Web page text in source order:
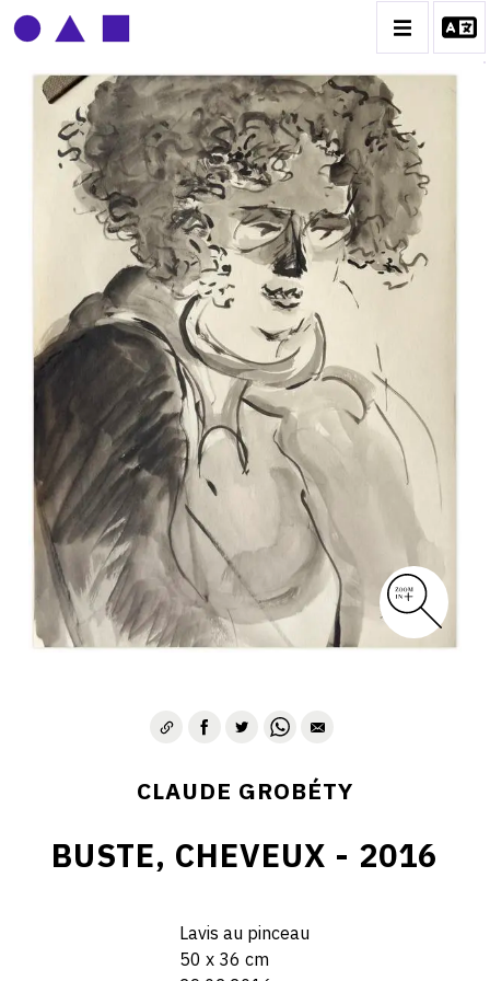
CLAUDE GROBÉTY
BIOGRAPHIE
CATALOGUE DES OEUVRES
CONTACT
CLAUDE GROBÉTY
BUSTE, CHEVEUX - 2016
Lavis au pinceau
50 x 36 cm